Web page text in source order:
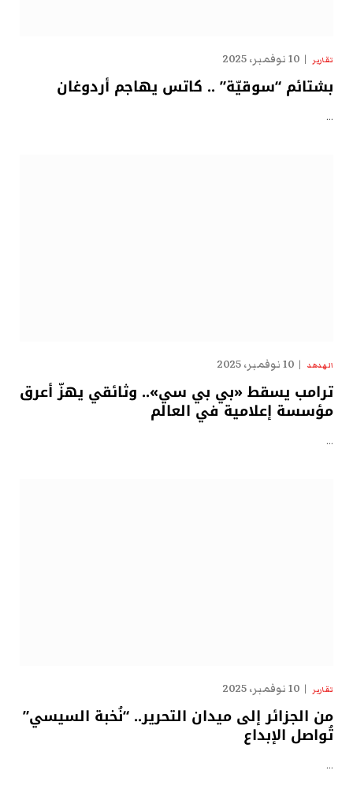
تقارير 10 نوفمبر، 2025
بشتائم “سوقيّة” .. كاتس يهاجم أردوغان
…
الهدهد 10 نوفمبر، 2025
ترامب يسقط «بي بي سي».. وثائقي يهزّ أعرق
مؤسسة إعلامية في العالم
…
تقارير 10 نوفمبر، 2025
من الجزائر إلى ميدان التحرير.. “نُخبة السيسي”
تُواصل الإبداع
…